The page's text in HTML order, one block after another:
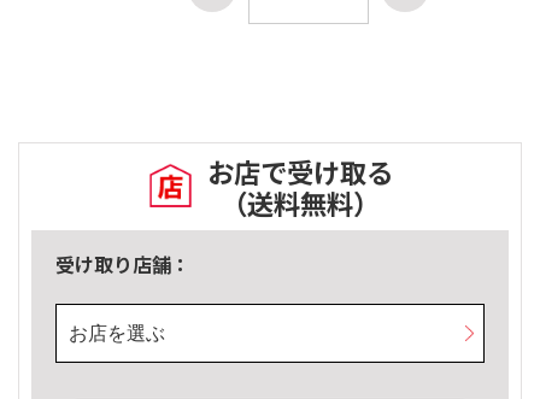
お店で受け取る
（送料無料）
受け取り店舗：
お店を選ぶ